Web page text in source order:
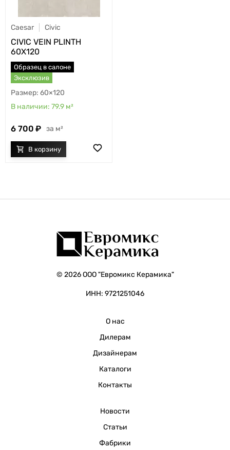
Caesar Civic
CIVIC VEIN PLINTH
60X120
Образец в салоне
Эксклюзив
60×120
79.9 м²
6 700 м²
© 2026 ООО "Евромикс Керамика"
ИНН: 9721251046
О нас
Дилерам
Дизайнерам
Каталоги
Контакты
Новости
Статьи
Фабрики